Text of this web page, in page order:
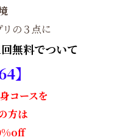
の３点に
無料でついて
】
コースを
方は